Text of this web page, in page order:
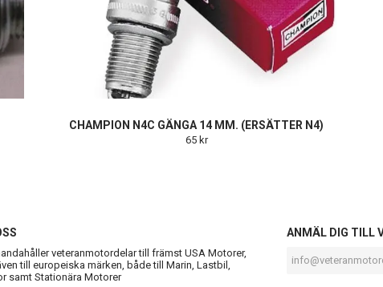
CHAMPION N4C GÄNGA 14 MM. (ERSÄTTER N4)
65 kr
veteranmotordelar till främst USA Motorer,
till europeiska märken, både till Marin, Lastbil,
samt Stationära Motorer
ANMÄL DIG TILL